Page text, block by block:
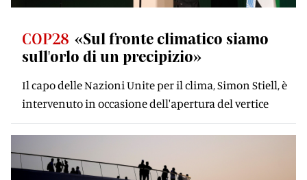
COP28 «Sul fronte climatico siamo
sull'orlo di un precipizio»
Il capo delle Nazioni Unite per il clima, Simon Stiell, è
intervenuto in occasione dell'apertura del vertice